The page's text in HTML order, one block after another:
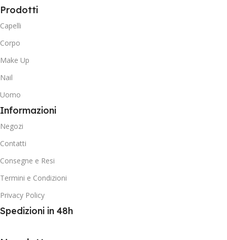
Prodotti
Capelli
Corpo
Make Up
Nail
Uomo
Informazioni
Negozi
Contatti
Consegne e Resi
Termini e Condizioni
Privacy Policy
Spedizioni in 48h